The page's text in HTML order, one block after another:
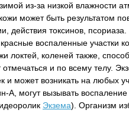
из-за низкой влажности
может быть результатом
действия токсинов,
воспаленные участки
локтей, коленей также,
и по всему телу.
и может возникать на любых
А, могут вызывать
Экзема). Организм